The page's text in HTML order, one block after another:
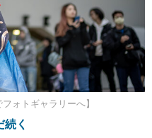
ォトギャラリーへ】
続く